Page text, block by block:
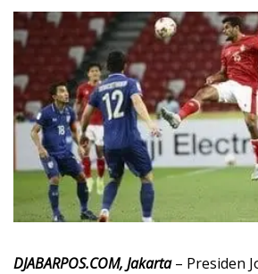
DJABARPOS.COM, Jakarta– Presiden